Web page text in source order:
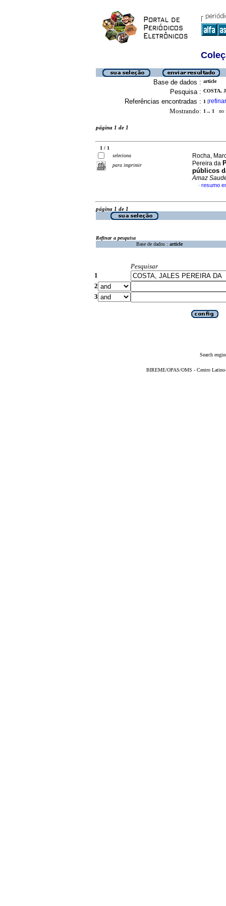
Base de dados : article
Pesquisa : COSTA,
Referências encontradas : 1 [refinar
Mostrando: 1 .. 1 no
página 1 de 1
1 / 1
seleciona
para imprimir
Rocha,
Pereira da
públicos
Amaz
· resumo
página 1 de 1
Refinar a pesquisa
Base de dados : article
Pesquisar
1
2
3
Search
BIREME/OPAS/OMS - Centro Latino-